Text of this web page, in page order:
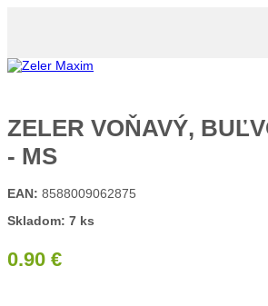
ZELER VOŇAVÝ,
- MS
EAN: 8588009062875
Skladom: 7 ks
0.90 €